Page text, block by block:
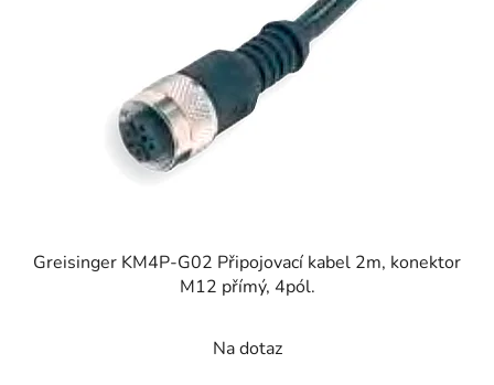
Greisinger KM4P-G02 Připojovací kabel 2m, konektor
M12 přímý, 4pól.
Na dotaz